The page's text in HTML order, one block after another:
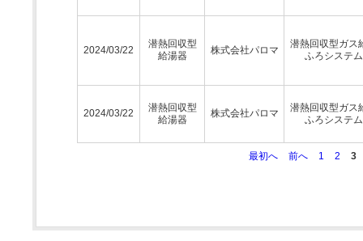
2024/03/22
潜熱回収型
給湯器
株式会社パロマ
潜熱回収型ガス
ふろシステム
2024/03/22
潜熱回収型
給湯器
株式会社パロマ
潜熱回収型ガス
ふろシステム
最初へ 前へ 1 2 3